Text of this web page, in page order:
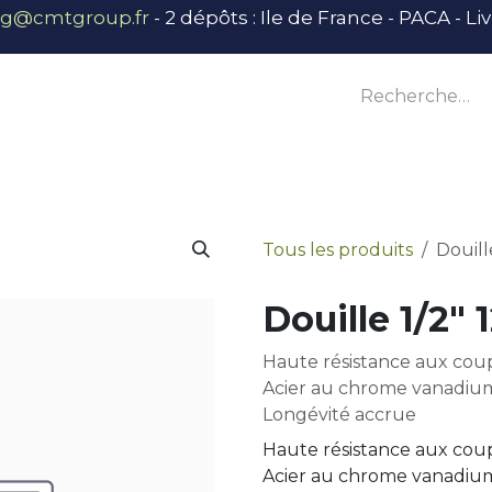
- 2 dépôts : Ile de France - PACA -
Tous les produits
Douille 1/2"
Haute résistance aux
Acier au chrome
Longévité accrue
Haute résistance aux
Acier au chrome